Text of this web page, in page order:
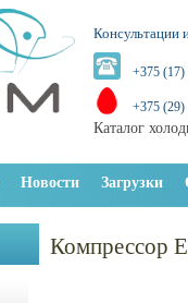
Консультации
+375 (17)
+375 (29)
Каталог
Новости Загрузки
Компрессор